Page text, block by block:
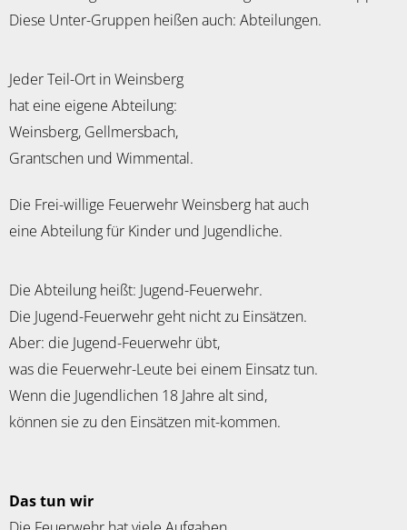
Diese Unter-Gruppen heißen auch: Abteilungen.
Jeder Teil-Ort in Weinsberg
hat eine eigene Abteilung:
Weinsberg, Gellmersbach,
Grantschen und Wimmental.
Die Frei-willige Feuerwehr Weinsberg hat auch
eine Abteilung für Kinder und Jugendliche.
Die Abteilung heißt: Jugend-Feuerwehr.
Die Jugend-Feuerwehr geht nicht zu Einsätzen.
Aber: die Jugend-Feuerwehr übt,
was die Feuerwehr-Leute bei einem Einsatz tun.
Wenn die Jugendlichen 18 Jahre alt sind,
können sie zu den Einsätzen mit-kommen.
Das tun wir